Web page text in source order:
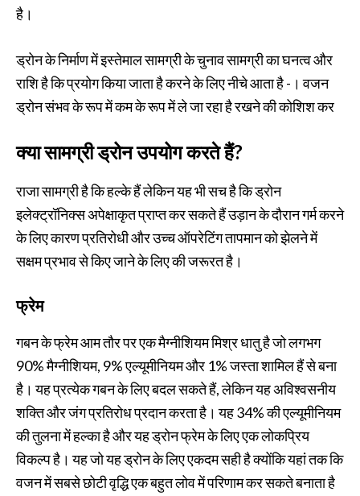
है।
ड्रोन के निर्माण में इस्तेमाल सामग्री के चुनाव सामग्री का घनत्व और
राशि है कि प्रयोग किया जाता है करने के लिए नीचे आता है -। वजन
ड्रोन संभव के रूप में कम के रूप में ले जा रहा है रखने की कोशिश कर
क्या सामग्री ड्रोन उपयोग करते हैं?
राजा सामग्री है कि हल्के हैं लेकिन यह भी सच है कि ड्रोन
इलेक्ट्रॉनिक्स अपेक्षाकृत प्राप्त कर सकते हैं उड़ान के दौरान गर्म करने
के लिए कारण प्रतिरोधी और उच्च ऑपरेटिंग तापमान को झेलने में
सक्षम प्रभाव से किए जाने के लिए की जरूरत है।
फ्रेम
गबन के फ्रेम आम तौर पर एक मैग्नीशियम मिश्र धातु है जो लगभग
90% मैग्नीशियम, 9% एल्यूमीनियम और 1% जस्ता शामिल हैं से बना
है। यह प्रत्येक गबन के लिए बदल सकते हैं, लेकिन यह अविश्वसनीय
शक्ति और जंग प्रतिरोध प्रदान करता है। यह 34% की एल्यूमीनियम
की तुलना में हल्का है और यह ड्रोन फ्रेम के लिए एक लोकप्रिय
विकल्प है। यह जो यह ड्रोन के लिए एकदम सही है क्योंकि यहां तक ​​कि
वजन में सबसे छोटी वृद्धि एक बहुत लोव में परिणाम कर सकते बनाता है